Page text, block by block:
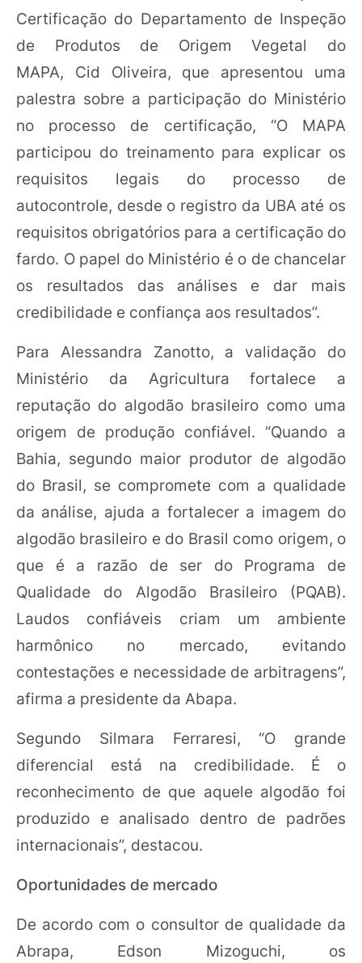
Certificação do Departamento de Inspeção
de Produtos de Origem Vegetal do
MAPA, Cid Oliveira, que apresentou uma
palestra sobre a participação do Ministério
no processo de certificação, “O MAPA
participou do treinamento para explicar os
requisitos legais do processo de
autocontrole, desde o registro da UBA até os
requisitos obrigatórios para a certificação do
fardo. O papel do Ministério é o de chancelar
os resultados das análises e dar mais
credibilidade e confiança aos resultados”.
Para Alessandra Zanotto, a validação do
Ministério da Agricultura fortalece a
reputação do algodão brasileiro como uma
origem de produção confiável. “Quando a
Bahia, segundo maior produtor de algodão
do Brasil, se compromete com a qualidade
da análise, ajuda a fortalecer a imagem do
algodão brasileiro e do Brasil como origem, o
que é a razão de ser do Programa de
Qualidade do Algodão Brasileiro (PQAB).
Laudos confiáveis criam um ambiente
harmônico no mercado, evitando
contestações e necessidade de arbitragens”,
afirma a presidente da Abapa.
Segundo Silmara Ferraresi, “O grande
diferencial está na credibilidade. É o
reconhecimento de que aquele algodão foi
produzido e analisado dentro de padrões
internacionais”, destacou.
Oportunidades de mercado
De acordo com o consultor de qualidade da
Abrapa, Edson Mizoguchi, os